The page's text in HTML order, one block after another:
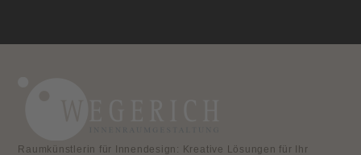
Raumkünstlerin für Innendesign: Kreative Lösungen für Ihr